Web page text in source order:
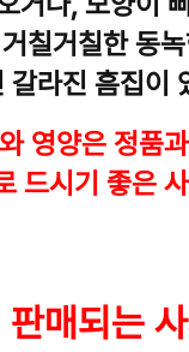
칠거칠한 동
갈라진 흠집이
영양은 정품
드시기 좋은
판매되는